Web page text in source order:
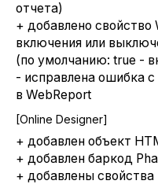
отчета)
+ добавлено свойство
включения или
(по умолчанию: true -
- исправлена ошибка
в WebReport
[Online Designer]
+ добавлен объект
+ добавлен баркод
+ добавлены свойства